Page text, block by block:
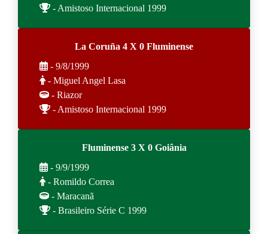
- Amistoso Internacional 1999
La Coruña 4 X 0 Fluminense
- 9/8/1999
- Miguel Angel Lasa
- Riazor
- Amistoso Internacional 1999
Fluminense 3 X 0 Goiânia
- 9/9/1999
- Romildo Correa
- Maracanã
- Brasileiro Série C 1999